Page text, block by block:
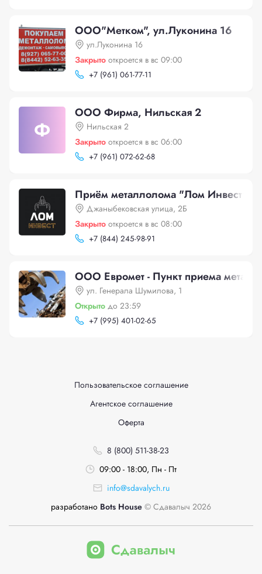
ООО"Mетком", ул.Луконина 16
ул.Луконина 16
Закрыто откроется в вс 09:00
+7 (961) 061-77-11
Ф
ООО Фирма, Нильская 2
Нильская 2
Закрыто откроется в вс 06:00
+7 (961) 072-62-68
Приём металлолома "Лом Инвест",
Джаныбековская улица, 2Б
Закрыто откроется в вс 08:00
+7 (844) 245-98-91
ООО Евромет - Пункт приема
ул. Генерала Шумилова, 1
Открыто до 23:59
+7 (995) 401-02-65
Пользовательское соглашение
Агентское соглашение
Оферта
8 (800) 511-38-23
09:00 - 18:00, Пн - Пт
info@sdavalych.ru
разработано Bots House © Сдавалыч 2026